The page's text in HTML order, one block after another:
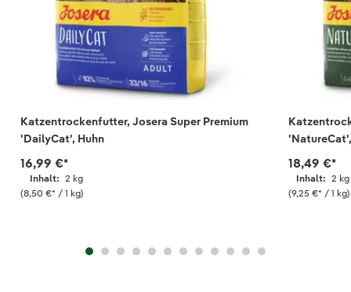
Katzentrockenfutter, Josera Super Premium
'DailyCat', Huhn
Inhalt: 2 kg
(8,50 €* / 1 kg)
16,99 €*
Inhalt: 2 kg
(9,25 €* / 1 kg)
18,49 €*